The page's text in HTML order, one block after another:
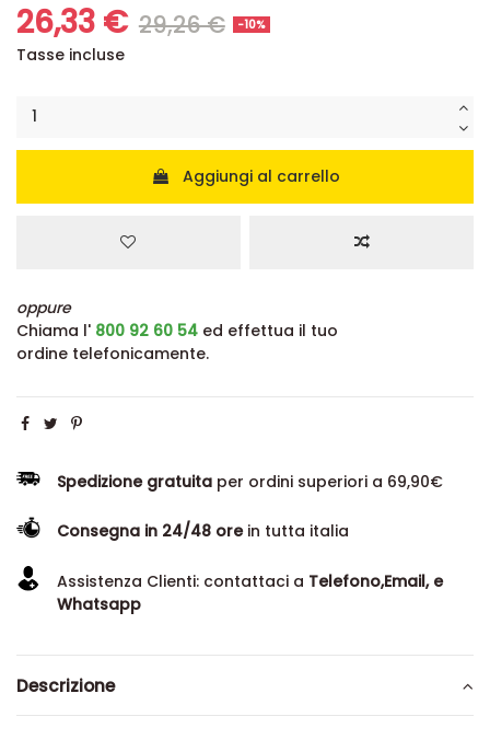
26,33 € 29,26 € -10%
Tasse incluse
Aggiungi al carrello
oppure
Chiama l' 800 92 60 54 ed effettua il tuo
ordine telefonicamente.
Spedizione gratuita per ordini superiori a 69,90€
Consegna in 24/48 orein tutta italia
Assistenza Clienti: contattaci a Telefono,Email, e
Whatsapp
Descrizione